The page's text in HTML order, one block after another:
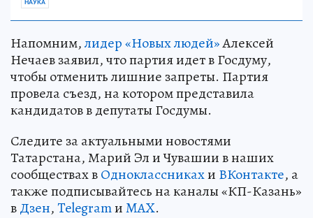
НАУКА
Напомним,лидер «Новых людей»Алексей
Нечаев заявил, что партия идет в Госдуму,
чтобы отменить лишние запреты. Партия
провела съезд, на котором представила
кандидатов в депутаты Госдумы.
Следите за актуальными новостями
Татарстана, Марий Эл и Чувашии в наших
сообществах вОдноклассникахи ВКонтакте, а
также подписывайтесь на каналы «КП-Казань»
вДзен,TelegramиMAX.